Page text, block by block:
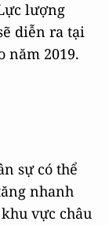
lượng
diễn ra tại
năm 2019.
sự có thể
nhanh
vực châu